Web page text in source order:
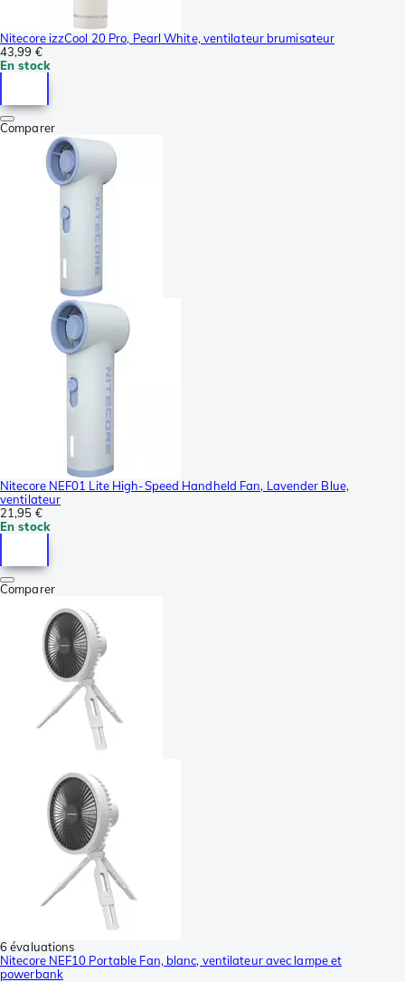
Nitecore izzCool 20 Pro, Pearl White, ventilateur brumisateur
43,99 €
En stock
Comparer
Nitecore NEF01 Lite High-Speed Handheld Fan, Lavender Blue,
ventilateur
21,95 €
En stock
Comparer
6 évaluations
Nitecore NEF10 Portable Fan, blanc, ventilateur avec lampe et
powerbank